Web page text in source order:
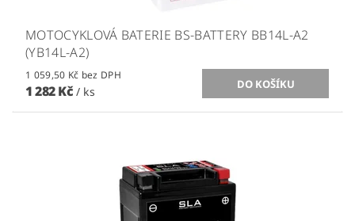
MOTOCYKLOVÁ BATERIE BS-BATTERY BB14L-A2
(YB14L-A2)
1 059,50 Kč bez DPH
1 282 Kč / ks